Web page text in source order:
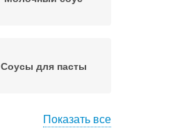
Соусы для пасты
Показать все